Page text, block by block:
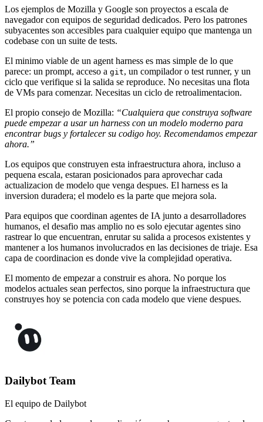
Los ejemplos de Mozilla y Google son proyectos a escala de
navegador con equipos de seguridad dedicados. Pero los patrones
subyacentes son accesibles para cualquier equipo que mantenga un
codebase con un suite de tests.
El minimo viable de un agent harness es mas simple de lo que
parece: un prompt, acceso a git, un compilador o test runner, y un
ciclo que verifique si la salida se reproduce. No necesitas una flota
de VMs para comenzar. Necesitas un ciclo de retroalimentacion.
El propio consejo de Mozilla: “Cualquiera que construya software
puede empezar a usar un harness con un modelo moderno para
encontrar bugs y fortalecer su codigo hoy. Recomendamos empezar
ahora.”
Los equipos que construyen esta infraestructura ahora, incluso a
pequena escala, estaran posicionados para aprovechar cada
actualizacion de modelo que venga despues. El harness es la
inversion duradera; el modelo es la parte que mejora sola.
Para equipos que coordinan agentes de IA junto a desarrolladores
humanos, el desafio mas amplio no es solo ejecutar agentes sino
rastrear lo que encuentran, enrutar su salida a procesos existentes y
mantener a los humanos involucrados en las decisiones de triaje. Esa
capa de coordinacion es donde vive la complejidad operativa.
El momento de empezar a construir es ahora. No porque los
modelos actuales sean perfectos, sino porque la infraestructura que
construyes hoy se potencia con cada modelo que viene despues.
Dailybot Team
El equipo de Dailybot